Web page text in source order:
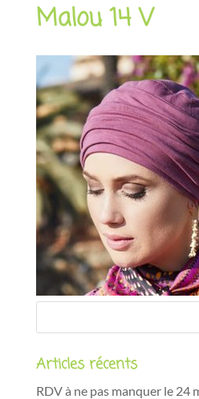
Malou 14 V
Articles récents
RDV à ne pas manquer le 24